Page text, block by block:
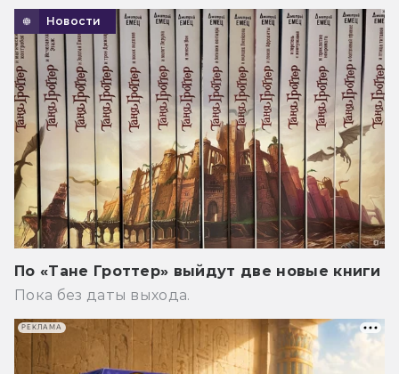
Новости
По «Тане Гроттер» выйдут две новые книги
Пока без даты выхода.
РЕКЛАМА